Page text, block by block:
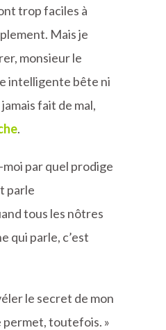
trop faciles à
Mais je
monsieur le
intelligente bête ni
fait de mal,
.
par quel prodige
parle
tous les nôtres
qui parle, c’est
le secret de mon
permet, toutefois. »